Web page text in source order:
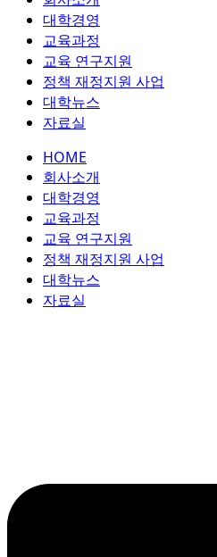
대학경영
교육과정
교육 연구지원
정책 재정지원 사업
대학뉴스
자료실
HOME
회사소개
대학경영
교육과정
교육 연구지원
정책 재정지원 사업
대학뉴스
자료실